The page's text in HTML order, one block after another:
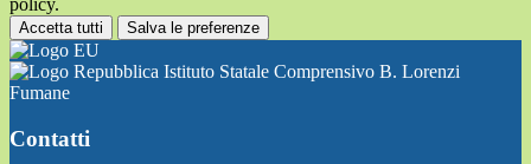
policy.
Accetta tutti Salva le preferenze
Istituto Statale Comprensivo B. Lorenzi
Fumane
Contatti